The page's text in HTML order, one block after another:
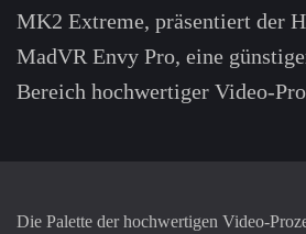
MK2 Extreme, präsentiert der
MadVR Envy Pro, eine
Bereich hochwertiger Video-
Die Palette der hochwertigen Video-